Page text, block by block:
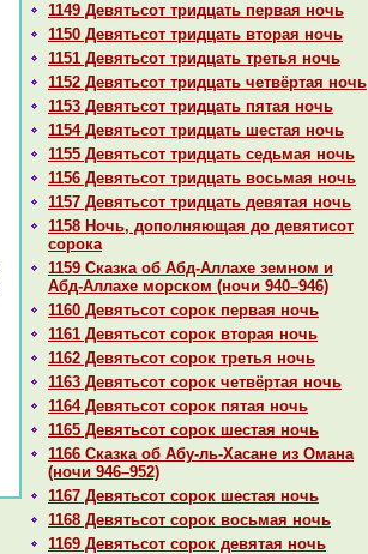
1149 Девятьсот тридцать первая ночь
1150 Девятьсот тридцать втоpaя ночь
1151 Девятьсот тридцать третья ночь
1152 Девятьсот тридцать четвёртая ночь
1153 Девятьсот тридцать пятая ночь
1154 Девятьсот тридцать шестая ночь
1155 Девятьсот тридцать седьмая ночь
1156 Девятьсот тридцать восьмая ночь
1157 Девятьсот тридцать девятая ночь
1158 Ночь, дополняющая до девятисот
сорока
1159 Сказка об Абд-Аллахе земном и
Абд-Аллахе морскoм (ночи 940–946)
1160 Девятьсот сорок первая ночь
1161 Девятьсот сорок втоpaя ночь
1162 Девятьсот сорок третья ночь
1163 Девятьсот сорок четвёртая ночь
1164 Девятьсот сорок пятая ночь
1165 Девятьсот сорок шестая ночь
1166 Сказка об Абу-ль-Хаcaне из Оманa
(ночи 946–952)
1167 Девятьсот сорок шестая ночь
1168 Девятьсот сорок восьмая ночь
1169 Девятьсот сорок девятая ночь